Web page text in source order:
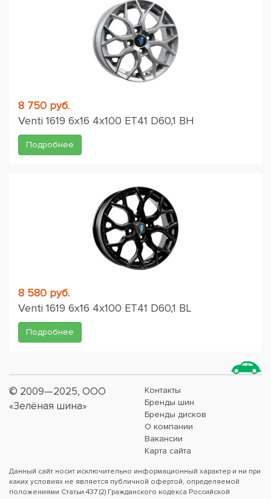
8 750 руб.
Venti 1619 6x16 4x100 ET41 D60,1 BH
Подробнее
8 580 руб.
Venti 1619 6x16 4x100 ET41 D60,1 BL
Подробнее
© 2009—2025, ООО
«Зелёная шина»
Контакты
Бренды шин
Бренды дисков
О компании
Вакансии
Карта сайта
Данный сайт носит исключительно информационный характер и ни при
каких условиях не является публичной офертой, определяемой
положениями Статьи 437 (2) Гражданского кодекса Российской